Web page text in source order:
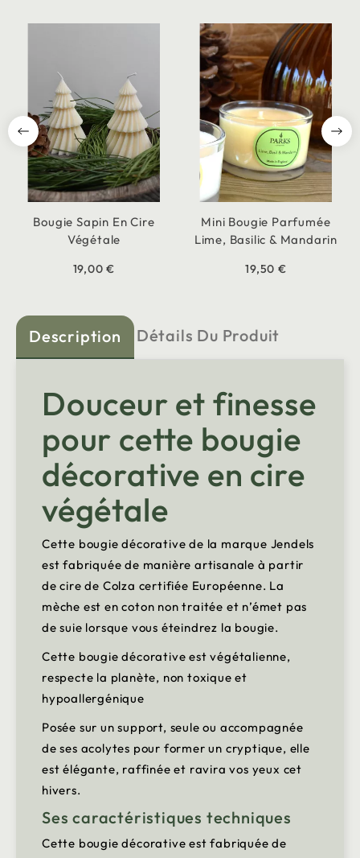
Bougie Sapin En Cire
Végétale
19,00 €
Mini Bougie Parfumée
Lime, Basilic & Mandarin
19,50 €
Description Détails Du Produit
Douceur et finesse
pour cette bougie
décorative en cire
végétale
Cette bougie décorative de la marque Jendels
est fabriquée de manière artisanale à partir
de cire de Colza certifiée Européenne. La
mèche est en coton non traitée et n’émet pas
de suie lorsque vous éteindrez la bougie.
Cette bougie décorative est végétalienne,
respecte la planète, non toxique et
hypoallergénique
Posée sur un support, seule ou accompagnée
de ses acolytes pour former un cryptique, elle
est élégante, raffinée et ravira vos yeux cet
hivers.
Ses caractéristiques techniques
Cette bougie décorative est fabriquée de